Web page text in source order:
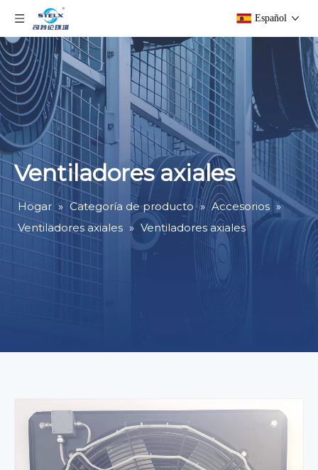
Español
Ventiladores axiales
Hogar » Categoría de producto » Accesorios »
Ventiladores axiales » Ventiladores axiales